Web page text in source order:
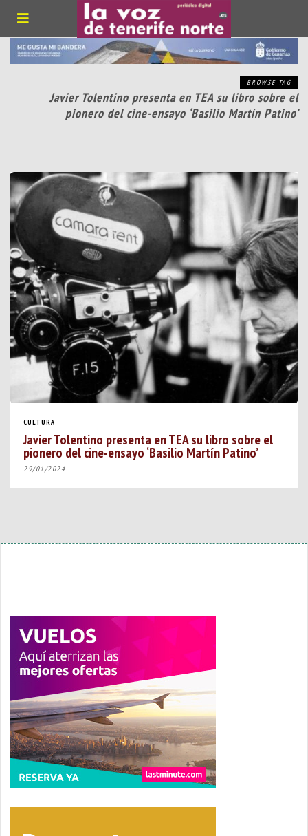
BROWSE TAG
Javier Tolentino presenta en TEA su libro sobre el
pionero del cine-ensayo ‘Basilio Martín Patino’
CULTURA
Javier Tolentino presenta en TEA su libro sobre el
pionero del cine-ensayo ‘Basilio Martín Patino’
29/01/2024